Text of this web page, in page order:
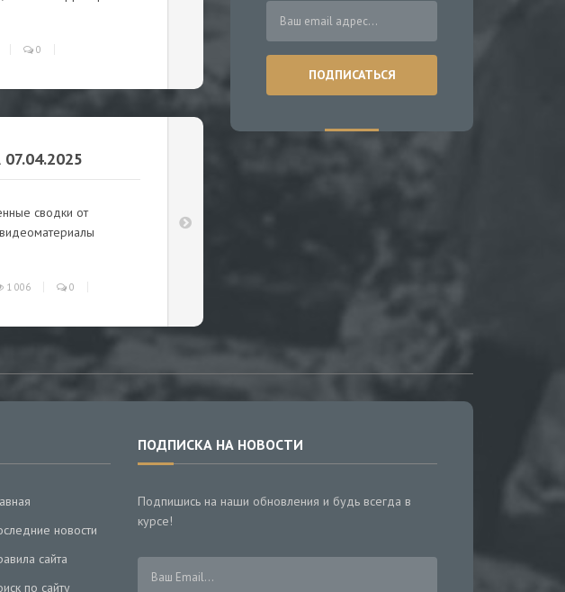
0
сводки от
1 006 0
новости
сайта
по сайту
ПОДПИСКА НА НОВОСТИ
Подпишись на наши обновления и будь всегда в
курсе!